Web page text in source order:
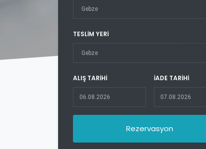
TESLİM YERİ
ALIŞ TARİHİ İADE TARİHİ